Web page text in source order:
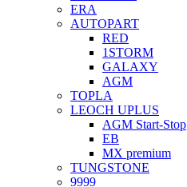
ERA
AUTOPART
RED
1STORM
GALAXY
AGM
TOPLA
LEOCH UPLUS
AGM Start-Stop
EB
MX premium
TUNGSTONE
9999